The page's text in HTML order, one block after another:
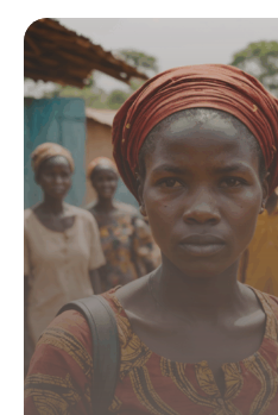
humanitaire en
qui transforme vies
inédites pour un
responsable
19 juin 2026